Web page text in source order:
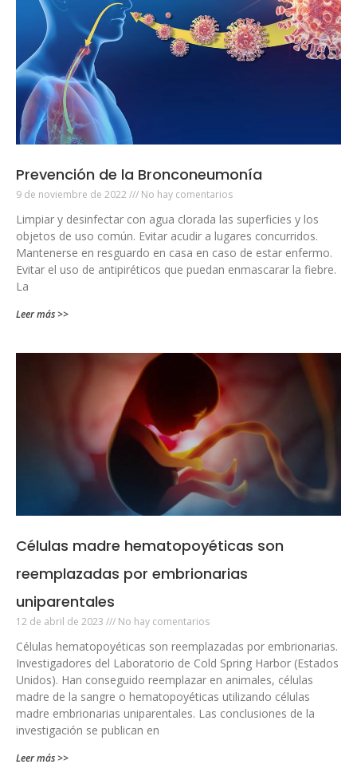
Prevención de la Bronconeumonía
9 de noviembre de 2022 No hay comentarios
Limpiar y desinfectar con agua clorada las superficies y los
objetos de uso común. Evitar acudir a lugares concurridos.
Mantenerse en resguardo en casa en caso de estar enfermo.
Evitar el uso de antipiréticos que puedan enmascarar la fiebre.
La
Leer más >>
Células madre hematopoyéticas son
reemplazadas por embrionarias
uniparentales
12 de abril de 2023 No hay comentarios
Células hematopoyéticas son reemplazadas por embrionarias.
Investigadores del Laboratorio de Cold Spring Harbor (Estados
Unidos). Han conseguido reemplazar en animales, células
madre de la sangre o hematopoyéticas utilizando células
madre embrionarias uniparentales. Las conclusiones de la
investigación se publican en
Leer más >>